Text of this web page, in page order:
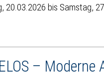
20.03.2026 bis Samstag,
– Moderne